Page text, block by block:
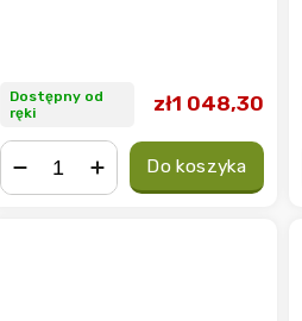
Dostępny od
ręki
zł1 048,30
Do koszyka